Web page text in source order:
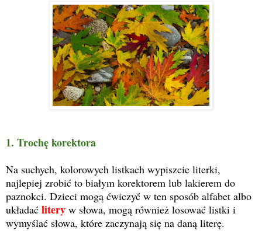
1. Trochę korektora
Na suchych, kolorowych listkach wypiszcie literki,
najlepiej zrobić to białym korektorem lub lakierem do
paznokci. Dzieci mogą ćwiczyć w ten sposób alfabet albo
układać litery w słowa, mogą również losować listki i
wymyślać słowa, które zaczynają się na daną literę.